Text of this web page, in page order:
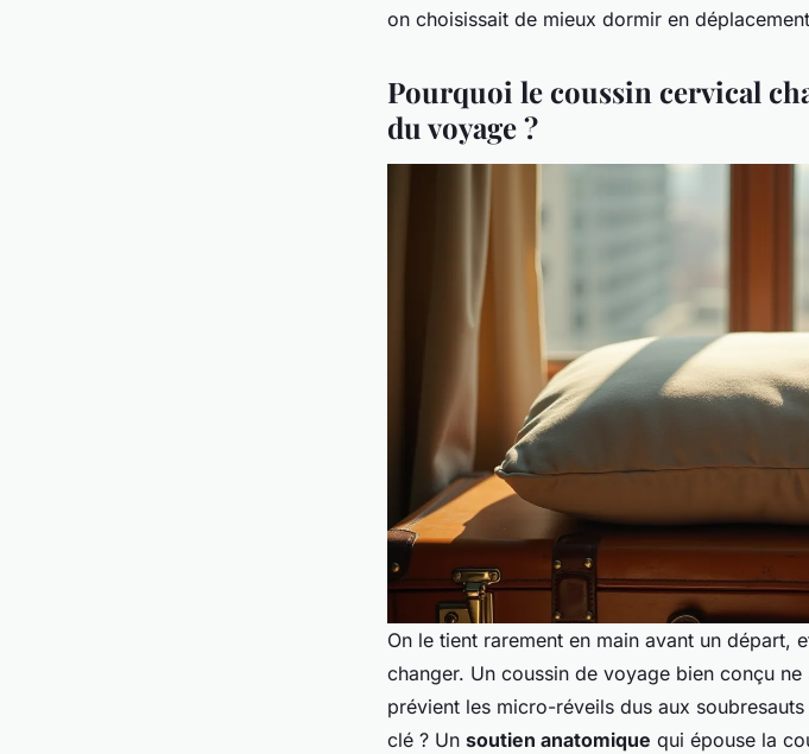
on choisissait de mieux dormir en
Pourquoi le coussin cervical
du voyage ?
On le tient rarement en main avant un départ,
changer. Un coussin de voyage bien conçu
prévient les micro-réveils dus aux
clé ? Un soutien anatomique qui épouse la